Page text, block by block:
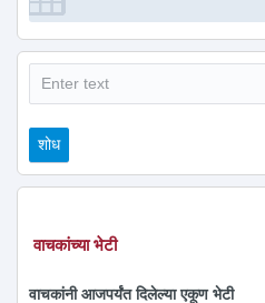
शोध
शोध
वाचकांच्या भेटी
वाचकांनी आजपर्यंत दिलेल्या एकूण भेटी